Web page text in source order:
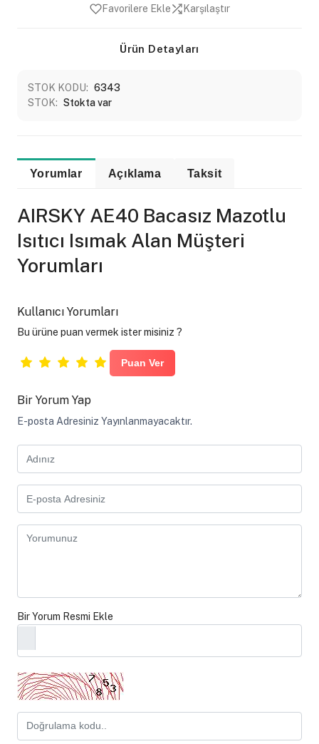
Favorilere Ekle Karşılaştır
Ürün Detayları
STOK KODU: 6343
STOK: Stokta var
Yorumlar Açıklama Taksit
AIRSKY AE40 Bacasız Mazotlu
Isıtıcı Isımak Alan Müşteri
Yorumları
Kullanıcı Yorumları
Bu ürüne puan vermek ister misiniz ?
Bir Yorum Yap
E-posta Adresiniz Yayınlanmayacaktır.
Bir Yorum Resmi Ekle